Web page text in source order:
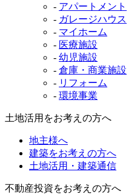
- アパートメント
- ガレージハウス
- マイホーム
- 医療施設
- 幼児施設
- 倉庫・商業施設
- リフォーム
- 環境事業
土地活用をお考えの方へ
地主様へ
建築をお考えの方へ
土地活用・建築通信
不動産投資をお考えの方へ